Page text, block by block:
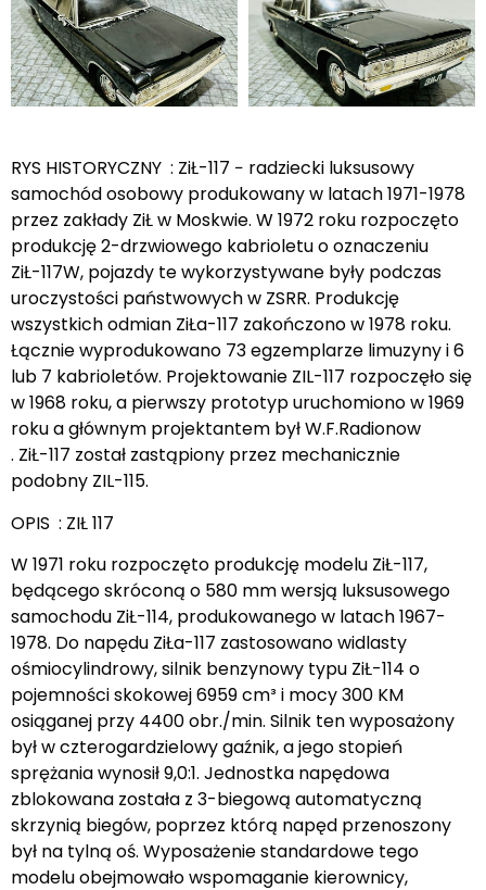
RYS HISTORYCZNY : ZiŁ-117 − radziecki luksusowy
samochód osobowy produkowany w latach 1971-1978
przez zakłady ZiŁ w Moskwie. W 1972 roku rozpoczęto
produkcję 2-drzwiowego kabrioletu o oznaczeniu
ZiŁ-117W, pojazdy te wykorzystywane były podczas
uroczystości państwowych w ZSRR. Produkcję
wszystkich odmian ZiŁa-117 zakończono w 1978 roku.
Łącznie wyprodukowano 73 egzemplarze limuzyny i 6
lub 7 kabrioletów. Projektowanie ZIL-117 rozpoczęło się
w 1968 roku, a pierwszy prototyp uruchomiono w 1969
roku a głównym projektantem był W.F.Radionow
. ZiŁ-117 został zastąpiony przez mechanicznie
podobny ZIL-115.
OPIS : ZIŁ 117
W 1971 roku rozpoczęto produkcję modelu ZiŁ-117,
będącego skróconą o 580 mm wersją luksusowego
samochodu ZiŁ-114, produkowanego w latach 1967-
1978. Do napędu ZiŁa-117 zastosowano widlasty
ośmiocylindrowy, silnik benzynowy typu ZiŁ-114 o
pojemności skokowej 6959 cm³ i mocy 300 KM
osiąganej przy 4400 obr./min. Silnik ten wyposażony
był w czterogardzielowy gaźnik, a jego stopień
sprężania wynosił 9,0:1. Jednostka napędowa
zblokowana została z 3-biegową automatyczną
skrzynią biegów, poprzez którą napęd przenoszony
był na tylną oś. Wyposażenie standardowe tego
modelu obejmowało wspomaganie kierownicy,